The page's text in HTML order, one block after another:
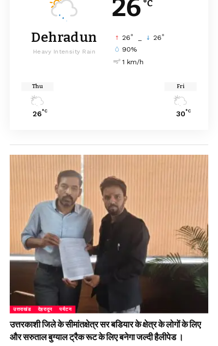
26 °C
Dehradun
Heavy Intensity Rain
26° 26°
90%
1 km/h
Thu
26°C
Fri
30°C
उत्तराखंड देहरादून पर्यटन
उत्तरकाशी जिले के सीमांतक्षेत्र सर बडियार के क्षेत्र के लोगों के लिए
और सरुताल बुग्याल ट्रैक रूट के लिए बनेगा जल्दी हैलीपेड ।